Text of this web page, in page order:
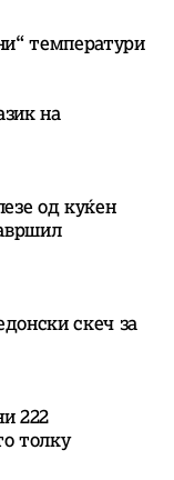
температури
на
од куќен
скеч за
222
толку